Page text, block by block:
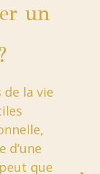
un
de la vie
d’une
que